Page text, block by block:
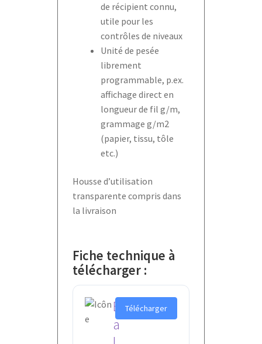
de récipient connu,
utile pour les
contrôles de niveaux
Unité de pesée
librement
programmable, p.ex.
affichage direct en
longueur de fil g/m,
grammage g/m2
(papier, tissu, tôle
etc.)
Housse d’utilisation
transparente compris dans
la livraison
Fiche technique à
télécharger :
B
a
Télécharger